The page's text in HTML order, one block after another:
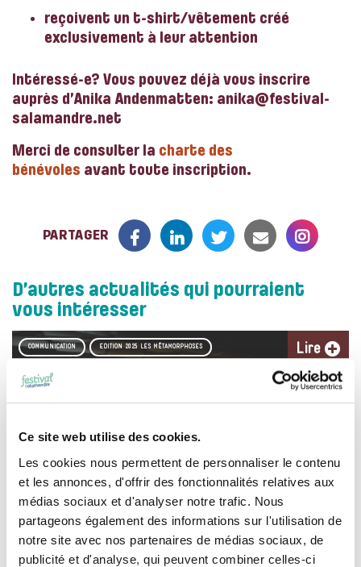
Ce site web utilise des cookies.
Les cookies nous permettent de personnaliser le contenu
et les annonces, d'offrir des fonctionnalités relatives aux
médias sociaux et d'analyser notre trafic. Nous
partageons également des informations sur l'utilisation de
notre site avec nos partenaires de médias sociaux, de
publicité et d'analyse, qui peuvent combiner celles-ci
reçoivent un t-shirt/vêtement créé
exclusivement à leur attention
Intéressé-e? Vous pouvez déjà vous inscrire
auprès d’Anika Andenmatten: anika@festival-
salamandre.net
Merci de consulter la charte des
bénévoles avant toute inscription.
PARTAGER
D’autres actualités qui pourraient
vous intéresser
ENVIE DE NOUS PROPOSER VOTRE DOCUMENTAIRE
NATURE?
COMMUNICATION EDITION 2025 LES MÉTAMORPHOSES Lire